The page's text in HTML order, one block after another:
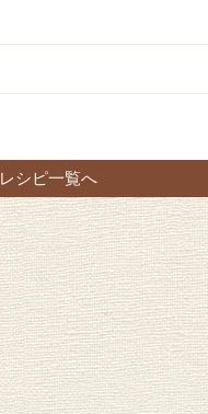
レシピ一覧へ